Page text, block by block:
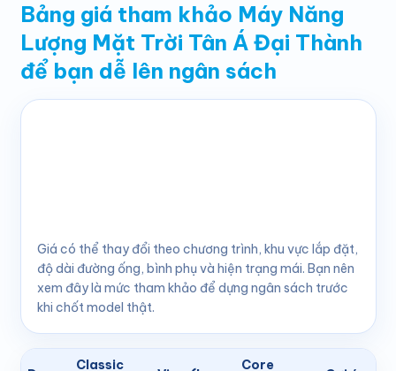
Bảng giá tham khảo Máy Năng
Lượng Mặt Trời Tân Á Đại Thành
để bạn dễ lên ngân sách
Giá có thể thay đổi theo chương trình, khu vực lắp đặt,
độ dài đường ống, bình phụ và hiện trạng mái. Bạn nên
xem đây là mức tham khảo để dựng ngân sách trước
khi chốt model thật.
Classic Core